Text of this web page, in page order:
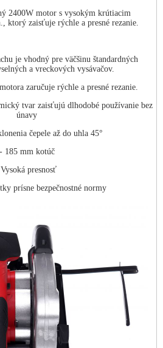
2400W motor s vysokým krútiacim
ktorý zaisťuje rýchle a presné rezanie.
je vhodný pre väčšinu štandardných
a vreckových vysávačov.
zaručuje rýchle a presné rezanie.
tvar zaisťujú dlhodobé používanie bez
únavy
čepele až do uhla 45°
- 185 mm kotúč
presnosť
prísne bezpečnostné normy